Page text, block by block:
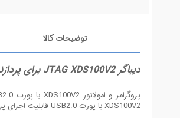
توضیحات کالا
دیباگر JTAG XDS100V2 برای پردازنده‌های ARM و TI DSP
XDS100V2 با پورت USB2.0 قابلیت اجرای پروژه‌ های مبتنی بر ARM و پردازنده‌ های DSP مختلف را با دقت بالا فراهم می‌نماید و با Code Composer Studio نسخه‌های V3 تا V5 سازگار است.